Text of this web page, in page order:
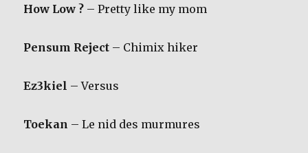
How Low ? – Pretty like my mom
Pensum Reject – Chimix hiker
Ez3kiel – Versus
Toekan – Le nid des murmures